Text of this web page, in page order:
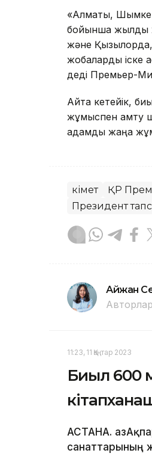
«Алматы,
бойынша жылдық
және Қызылорда,
жобаларды іске
деді Премьер-
Айта кетейік,
жұмыспен қамту
адамды жаңа
Үкімет ҚР
Президент
Айжан
Авторлар
11:23, 11 Қаңтар 2023
Биыл 600
АСТАНА.
санаттарының